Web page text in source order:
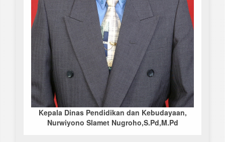
Kepala Dinas Pendidikan dan Kebudayaan,
Nurwiyono Slamet Nugroho,S.Pd,M.Pd